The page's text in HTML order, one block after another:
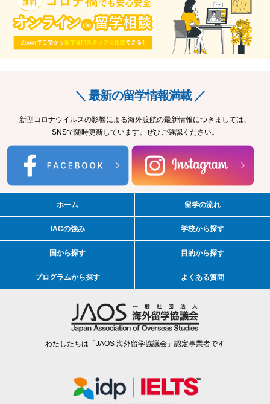
＼ 最新の留学情報満載 ／
新型コロナウイルスの影響による海外渡航の最新情報につきましては、
SNSで随時更新しています。ぜひご確認ください。
ホーム 留学の流れ
IACの強み 学校から探す
国から探す 目的から探す
プログラムから探す よくある質問
わたしたちは「JAOS 海外留学協議会」認定事業者です